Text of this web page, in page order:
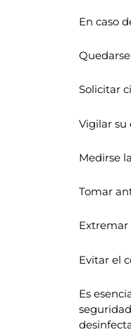
En caso
Solicitar
Vigilar su
Medirse
Tomar
Extremar
Evitar el
Es